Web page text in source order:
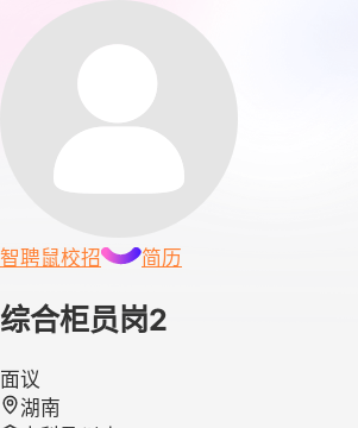
智聘鼠校招 简历
综合柜员岗2
面议
湖南